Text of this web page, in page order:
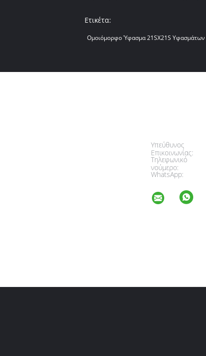
Ετικέτα:
Ομοιόμορφο Ύφασμα 21SX21S Υφασμάτων
Υπεύθυνος
Επικοινωνίας:
Τηλεφωνικό
νούμερο:
WhatsApp: